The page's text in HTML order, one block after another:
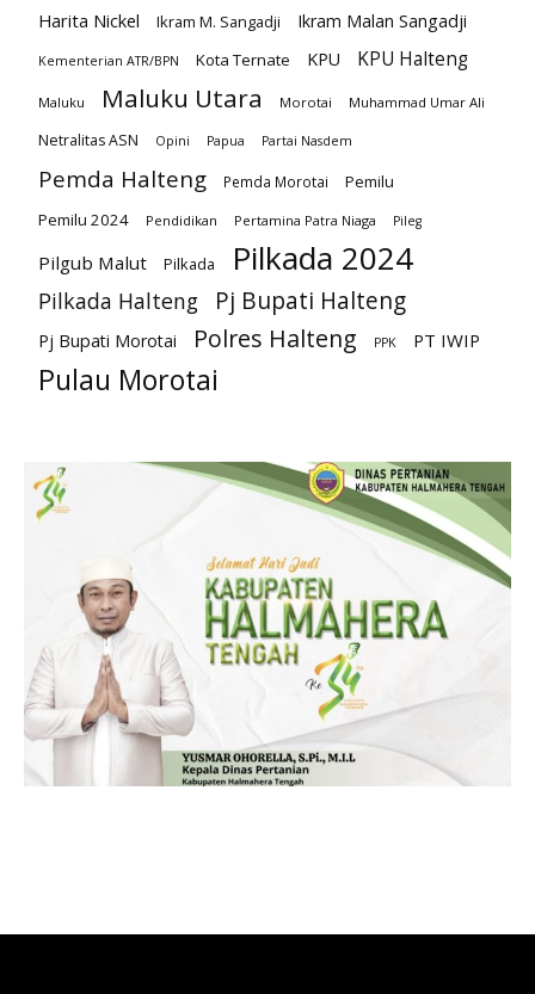
Harita Nickel Ikram M. Sangadji Ikram Malan Sangadji
Kementerian ATR/BPN Kota Ternate KPU KPU Halteng
Maluku Maluku Utara Morotai Muhammad Umar Ali
Netralitas ASN Opini Papua Partai Nasdem
Pemda Halteng Pemda Morotai
Pemilu
Pemilu 2024
Pendidikan Pertamina Patra Niaga Pileg
Pilgub Malut Pilkada Pilkada 2024
Pilkada Halteng Pj Bupati Halteng
Pj Bupati Morotai Polres Halteng PPK PT IWIP
Pulau Morotai